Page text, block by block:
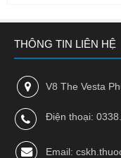
ngon,
ngủ
sóc
khỏe
THÔNG TIN LIÊN HỆ
V8 The Vesta
Điện thoại:
Email: